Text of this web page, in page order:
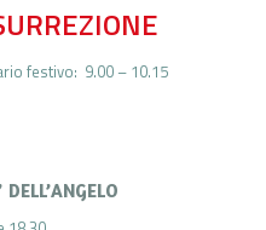
festivo: 9.00 – 10.15